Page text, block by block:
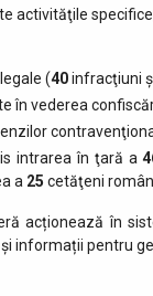
activităţile
(40infracţiuni
în vederea
intrarea în ţară a
a 25 cetăţeni
acționează în
informații pentru